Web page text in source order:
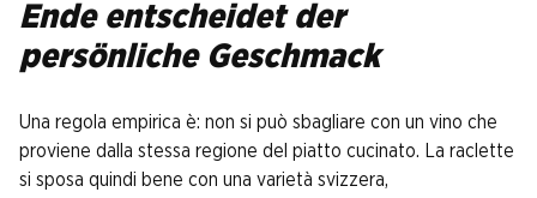
Ende entscheidet der
persönliche Geschmack
Una regola empirica è: non si può sbagliare con un vino che
proviene dalla stessa regione del piatto cucinato. La raclette
si sposa quindi bene con una varietà svizzera,